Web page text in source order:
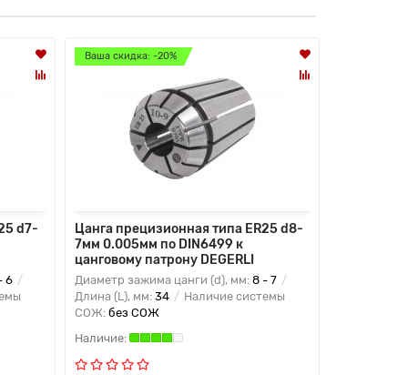
d7-
6
Ваша скидка: -20%
Цанга прецизионная типа ER25 d8-
7мм 0.005мм по DIN6499 к
цанговому патрону DEGERLI
Диаметр зажима цанги (d), мм: 8 - 7
Длина (L), мм: 34
Наличие системы
СОЖ: без СОЖ